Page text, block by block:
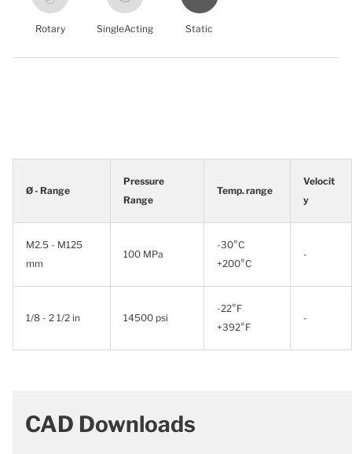
Rotary SingleActing Static
Ø - Range
Pressure
Range
Temp. range
Velocit
y
M2.5 - M125
mm
100 MPa
-30°C
+200°C
-
1/8 - 2 1/2 in 14500 psi
-22°F
+392°F
-
CAD Downloads